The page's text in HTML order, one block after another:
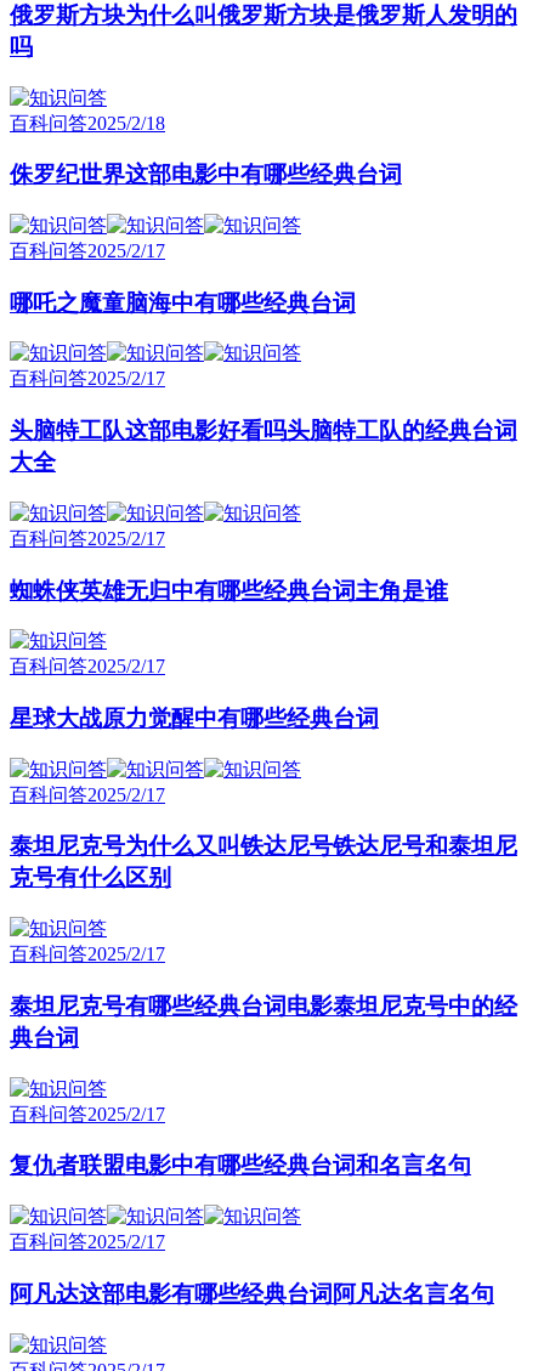
俄罗斯方块为什么叫俄罗斯方块是俄罗斯人发明的
吗
百科问答2025/2/18
侏罗纪世界这部电影中有哪些经典台词
百科问答2025/2/17
哪吒之魔童脑海中有哪些经典台词
百科问答2025/2/17
头脑特工队这部电影好看吗头脑特工队的经典台词
大全
百科问答2025/2/17
蜘蛛侠英雄无归中有哪些经典台词主角是谁
百科问答2025/2/17
星球大战原力觉醒中有哪些经典台词
百科问答2025/2/17
泰坦尼克号为什么又叫铁达尼号铁达尼号和泰坦尼
克号有什么区别
百科问答2025/2/17
泰坦尼克号有哪些经典台词电影泰坦尼克号中的经
典台词
百科问答2025/2/17
复仇者联盟电影中有哪些经典台词和名言名句
百科问答2025/2/17
阿凡达这部电影有哪些经典台词阿凡达名言名句